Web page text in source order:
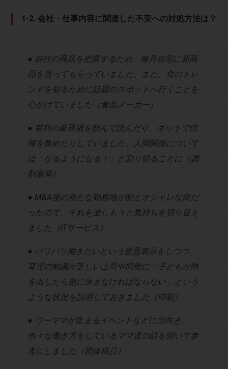
1-2. 会社・仕事内容に関連した不安への対処方法は？
● 自社の商品を把握するため、毎月自宅に新商
品を送ってもらっていました。また、食のトレ
ンドを知るために話題のスポットへ行くことを
心がけていました（食品メーカー）
● 有料の業界紙を頼んで読んだり、ネットで情
報を集めたりしていました。人間関係について
は「なるようになる！」と割り切ることに（調
剤薬局）
● M&A後の新たな勤務地が割とオシャレな街だ
ったので、それを楽しもうと気持ちを切り替え
ました（ITサービス）
● バリバリ働きたいという意思表示をしつつ、
育児の知識が乏しい上司や同僚に「子どもが熱
を出したら急に休まなければならない」という
ような状況を説明しておきました（印刷）
● ワーママが集まるイベントなどに出向き、
色々な働き方をしているママ達の話を聞いて参
考にしました（団体職員）